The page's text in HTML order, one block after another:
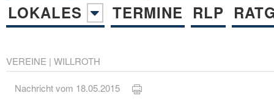
LOKALES
TERMINE RLP
VEREINE | WILLROTH
Nachricht vom 18.05.2015